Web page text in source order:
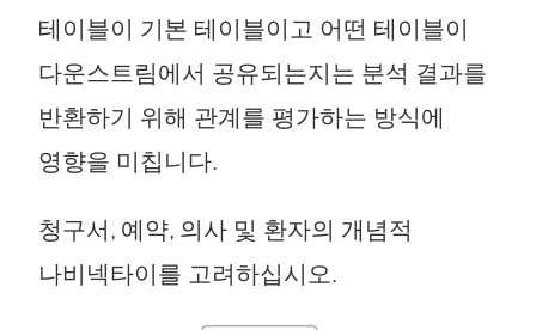
테이블이 기본 테이블이고 어떤 테이블이
다운스트림에서 공유되는지는 분석 결과를
반환하기 위해 관계를 평가하는 방식에
영향을 미칩니다.
청구서, 예약, 의사 및 환자의 개념적
나비넥타이를 고려하십시오.